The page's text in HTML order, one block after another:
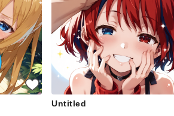
Untitled